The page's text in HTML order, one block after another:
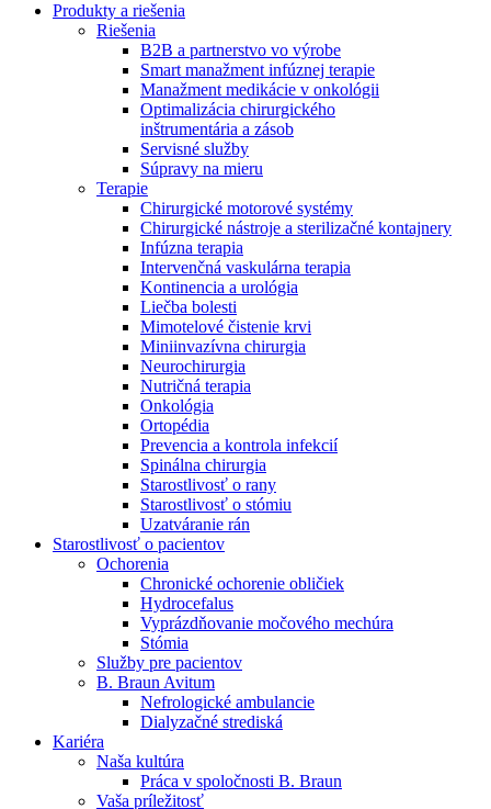
Produktový katalóg​
Objavte naše produkty. ​Navštívte produktový katalóg B.
Braun​ s našim kompletným produktovým portfóliom.​
Nefrologické ambulancie
V nefrologických ambulanciách prevádzkujeme poradenstvo
a prípravu pacientov k jednotlivým metódam náhrady funkcie
obličiek. Zvoľte si mesto, ktoré potrebujete a navštívte nás.
Zostaňte v dialógu s B. Braun. Kontaktujte nás.
Produkty a riešenia
Riešenia
B2B a partnerstvo vo výrobe
Smart manažment infúznej terapie
Manažment medikácie v onkológii
Optimalizácia chirurgického
inštrumentária a zásob
Servisné služby
Súpravy na mieru
Terapie
Chirurgické motorové systémy
Chirurgické nástroje a sterilizačné kontajnery
Infúzna terapia
Intervenčná vaskulárna terapia
Kontinencia a urológia
Liečba bolesti
Mimotelové čistenie krvi
Miniinvazívna chirurgia
Neurochirurgia
Nutričná terapia
Onkológia
Ortopédia
Prevencia a kontrola infekcií
Spinálna chirurgia
Starostlivosť o rany
Starostlivosť o stómiu
Uzatváranie rán
Starostlivosť o pacientov
Ochorenia
Chronické ochorenie obličiek
Hydrocefalus
Vyprázdňovanie močového mechúra
Stómia
Služby pre pacientov
B. Braun Avitum
Nefrologické ambulancie
Dialyzačné strediská
Kariéra
Naša kultúra
Práca v spoločnosti B. Braun
Vaša príležitosť